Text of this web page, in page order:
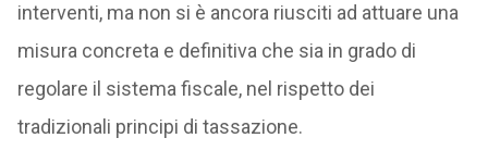
interventi, ma non si è ancora riusciti ad attuare una
misura concreta e definitiva che sia in grado di
regolare il sistema fiscale, nel rispetto dei
tradizionali principi di tassazione.